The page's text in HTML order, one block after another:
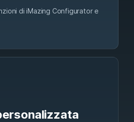
di iMazing Configurator e